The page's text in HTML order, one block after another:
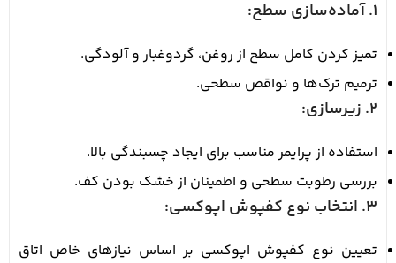
1. آماده‌سازی سطح:
تمیز کردن کامل سطح از روغن، گردوغبار و آلودگی.
ترمیم ترک‌ها و نواقص سطحی.
2. زیرسازی:
استفاده از پرایمر مناسب برای ایجاد چسبندگی بالا.
بررسی رطوبت سطحی و اطمینان از خشک بودن کف.
3. انتخاب نوع کفپوش اپوکسی:
تعیین نوع کفپوش اپوکسی بر اساس نیازهای خاص اتاق